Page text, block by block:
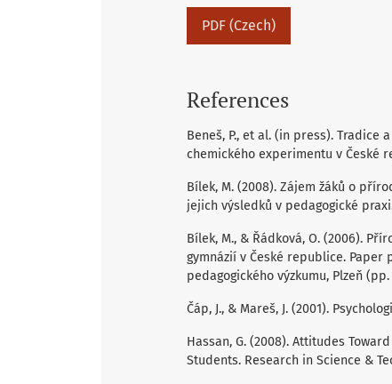
PDF (Czech)
References
Beneš, P., et al. (in press). Tradice
chemického experimentu v České
Bílek, M. (2008). Zájem žáků o
jejich výsledků v pedagogické
Bílek, M., & Řádková, O. (2006).
gymnázií v České republice.
pedagogického výzkumu, Plzeň (pp.
Čáp, J., & Mareš, J. (2001).
Hassan, G. (2008). Attitudes
Students. Research in Science &